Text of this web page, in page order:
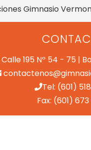
Gimnasio
Calle 195 Nº 54 - 75 |
Tel: (601)
Fax: (601)